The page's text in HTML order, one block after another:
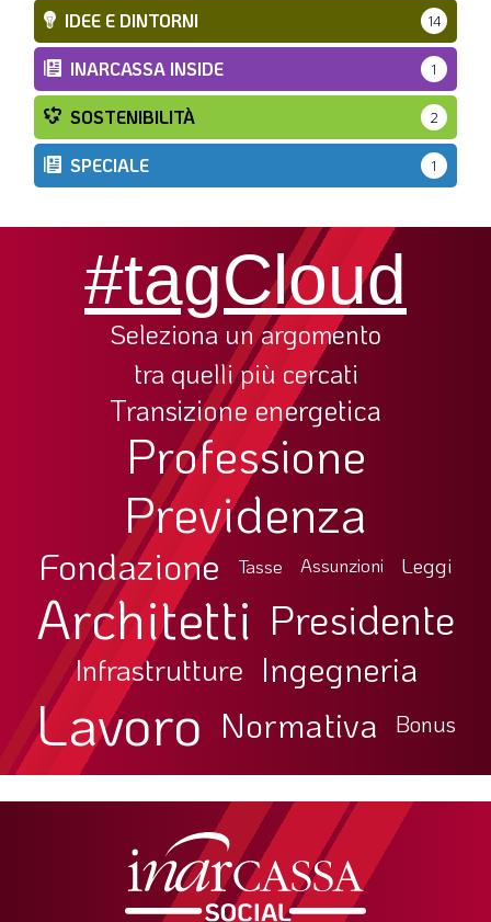
IDEE E DINTORNI 14
INARCASSA INSIDE 1
SOSTENIBILITÀ 2
SPECIALE 1
#tagCloud
Seleziona un argomento
tra quelli più cercati
Transizione energetica
Professione
Previdenza
Fondazione Tasse Assunzioni Leggi
Architetti Presidente
Infrastrutture Ingegneria
Lavoro Normativa Bonus